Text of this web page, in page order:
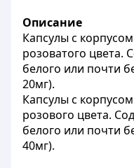
Описание
Капсулы с
розоватого цвета.
белого или почти
20мг).
Капсулы с
розового цвета.
белого или почти
40мг).